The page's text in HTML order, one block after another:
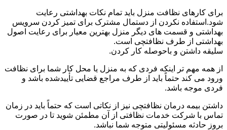
برای کارهای نظافت منزل باید تمام نکات بهداشتی رعایت
شود.استفاده نکردن از دستمال مشترک برای تمیز کردن سرویس
بهداشتی و قسمت های دیگر منزل بهترین معیار برای رعایت اصول
بهداشتی از طرف نظافتچی است.
سلیقه داشتن و باحوصله کار کردن.
از همه مهم تر اینکه فردی که به منزل یا محل کار شما برای نظافت
ورود می کند حتماً باید از طرف مراجع قضایی تأییدشده باشد و
فردی موجه باشد.
داشتن بیمه درمان نظافتچی نیز از نکاتی است که حتماً باید در زمان
تماس با شرکت خدمات نظافتی از آن مطمئن شوید تا در صورت
بروز حادثه مسئولیتی متوجه شما نباشد.